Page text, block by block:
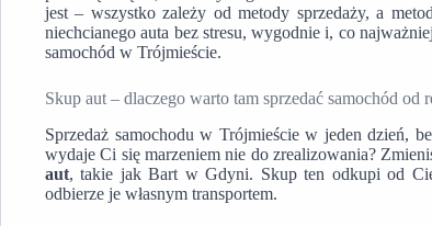
jest – wszystko zależy od metody sprzedaży, a
niechcianego auta bez stresu, wygodnie i, co
samochód w Trójmieście.
Skup aut – dlaczego warto tam sprzedać samochód od
Sprzedaż samochodu w Trójmieście w jeden dzień,
wydaje Ci się marzeniem nie do zrealizowania?
aut, takie jak Bart w Gdyni. Skup ten odkupi od
odbierze je własnym transportem.